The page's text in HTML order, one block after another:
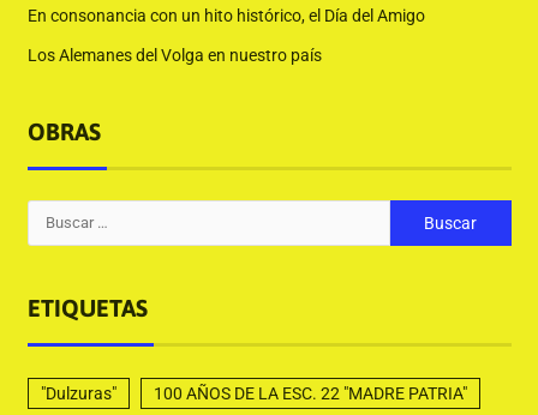
En consonancia con un hito histórico, el Día del Amigo
Los Alemanes del Volga en nuestro país
OBRAS
ETIQUETAS
"Dulzuras" 100 AÑOS DE LA ESC. 22 "MADRE PATRIA"